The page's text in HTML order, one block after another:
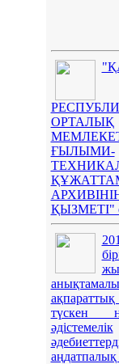
ОРТАЛЫҚ
ҒЫЛЫМИ-
ҚЫЗМЕТІ"
түскен
әдістемелік
аңдатпалық